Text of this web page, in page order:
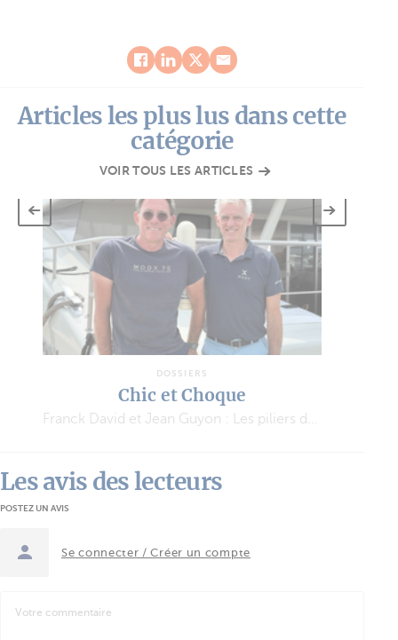
Articles les plus lus dans cette
catégorie
VOIR TOUS LES ARTICLES
DOSSIERS
Chic et Choque
Franck David et Jean Guyon : Les piliers de l’aventure MODX
Les avis des lecteurs
POSTEZ UN AVIS
Se connecter / Créer un compte